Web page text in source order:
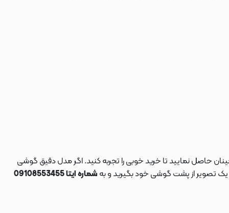
حاصل نمایید تا خرید خوبی را تجربه کنید. اگر مدل دقیق گوشی
یک تصویر از پشت گوشی خود بگیرید و به شماره ایتا 09108553455